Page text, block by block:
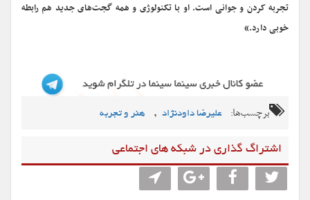
تجربه کردن و جوانی است. او با تکنولوژی و همه گجت‌های جدید هم رابطه
خوبی دارد.»
برچسب‌ها: علیرضا داودنژاد , هنر و تجربه
اشتراگ گذاری در شبکه های اجتماعی